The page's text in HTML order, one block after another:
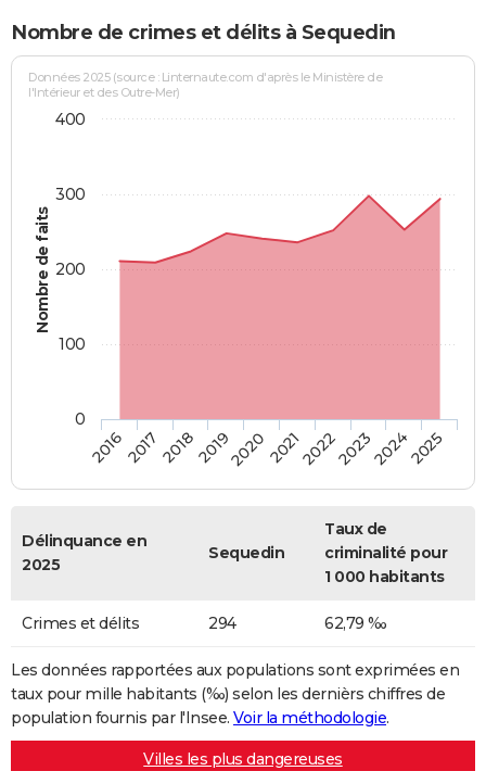
Bricolage
Lifestyle
Culture
Sport
Auto
Television
Voyage
Cinema
Nombre de crimes et délits à Sequedin
Nombre de faits
Données 2025 (source : Linternaute.com d'après le Ministère de
l'Intérieur et des Outre-Mer)
2016201720182019202020212022202320242025
0
100
200
300
400
Délinquance en
2025
Sequedin
Taux de
criminalité pour
1 000 habitants
Crimes et délits 294 62,79 ‰
Les données rapportées aux populations sont exprimées en
taux pour mille habitants (‰) selon les dernièrs chiffres de
population fournis par l'Insee. Voir la méthodologie.
Villes les plus dangereuses